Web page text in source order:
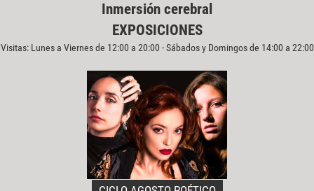
Inmersión cerebral
EXPOSICIONES
Visitas: Lunes a Viernes de 12:00 a 20:00 - Sábados y Domingos de 14:00 a 22:00